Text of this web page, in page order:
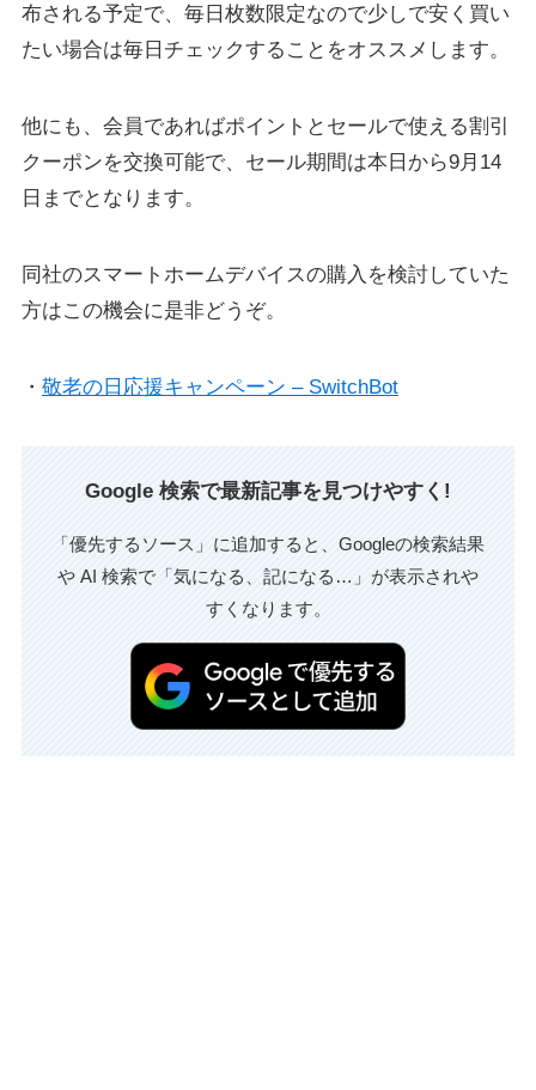
布される予定で、毎日枚数限定なので少しで安く買い
たい場合は毎日チェックすることをオススメします。
他にも、会員であればポイントとセールで使える割引
クーポンを交換可能で、セール期間は本日から9月14
日までとなります。
同社のスマートホームデバイスの購入を検討していた
方はこの機会に是非どうぞ。
・ 敬老の日応援キャンペーン – SwitchBot
Google 検索で最新記事を見つけやすく!
「優先するソース」に追加すると、Googleの検索結果
や AI 検索で「気になる、記になる…」が表示されや
すくなります。